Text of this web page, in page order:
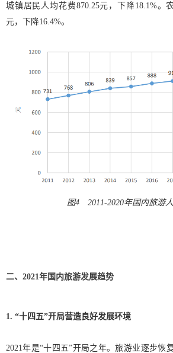
城镇居民人均花费870.25元，下降18.1%。
元，下降16.4%。
图4 2011-2020年国内旅游
二、2021年国内旅游发展趋势
1. “十四五”开局营造良好发展环境
2021年是“十四五”开局之年。旅游业逐步恢